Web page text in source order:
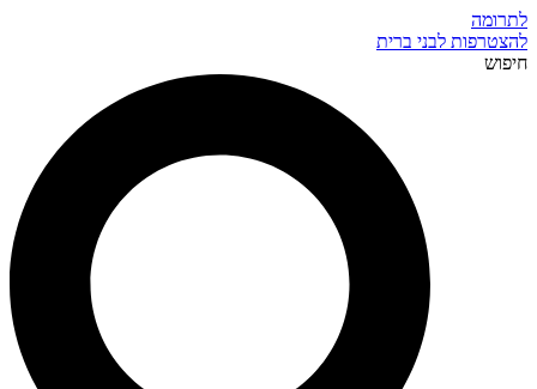
לתרומה
להצטרפות לבני ברית
חיפוש